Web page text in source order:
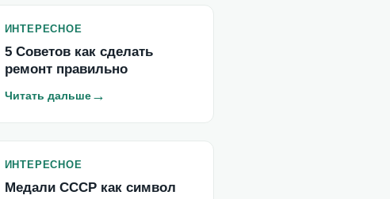
ИНТЕРЕСНОЕ
5 Советов как сделать
ремонт правильно
Читать дальше→
ИНТЕРЕСНОЕ
Медали СССР как символ